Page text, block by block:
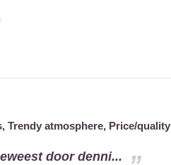
Trendy atmosphere, Price/quality
door denni...